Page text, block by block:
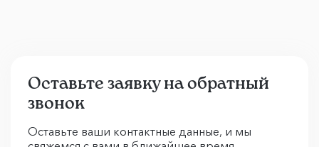
Оставьте заявку на обратный
звонок
Оставьте ваши контактные данные, и мы